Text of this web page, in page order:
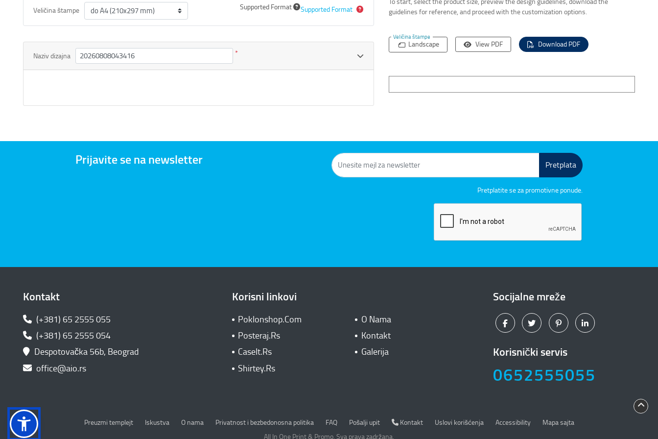
guidelines for reference, and proceed with the customization options.
Veličina štampe
Landscape View PDF Download PDF
Veličina štampe Supported Format Supported Format
Naziv dizajna *
Prijavite se na newsletter Pretplata
Pretplatite se za promotivne ponude.
Kontakt
(+381) 65 2555 055
(+381) 65 2555 054
Despotovačka 56b, Beograd
office@aio.rs
Korisni linkovi
Poklonshop.Com
O Nama
Posteraj.Rs
Kontakt
CaseIt.Rs
Galerija
Shirtey.Rs
Socijalne mreže
Korisnički servis
0652555055
Preuzmi templejt Iskustva O nama Privatnost i bezbedonosna politika
Privatnost i bezbedonosna politika FAQ Pošalji upit Kontakt
Kontakt Uslovi korišćenja Accessibility
Mapa sajta
All In One Print & Promo. Sva prava zadržana.